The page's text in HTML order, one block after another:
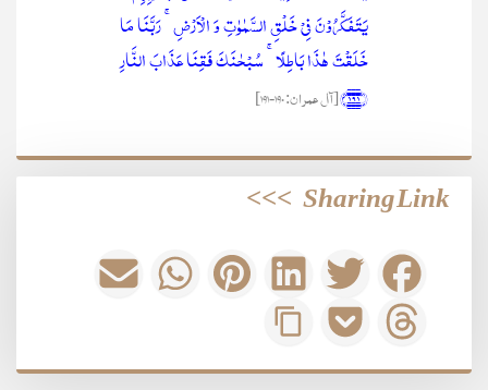
یَتَفَکَّرُوۡنَ فِیۡ خَلۡقِ السَّمٰوٰتِ وَ الۡاَرۡضِ ۚ رَبَّنَا مَا
خَلَقۡتَ ہٰذَا بَاطِلًا ۚ سُبۡحٰنَکَ فَقِنَا عَذَابَ النَّارِ
﴿۱۹۱﴾
[آل عمران: 190-191]
Sharing Link
>>>